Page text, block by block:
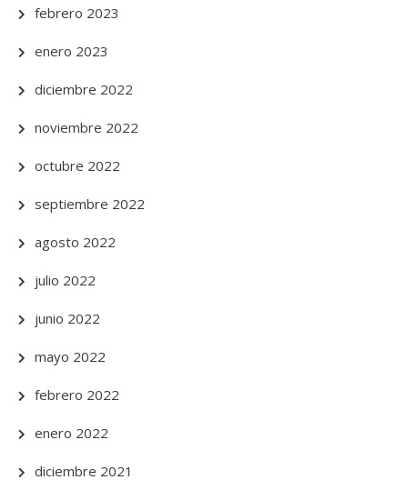
febrero 2023
enero 2023
diciembre 2022
noviembre 2022
octubre 2022
septiembre 2022
agosto 2022
julio 2022
junio 2022
mayo 2022
febrero 2022
enero 2022
diciembre 2021